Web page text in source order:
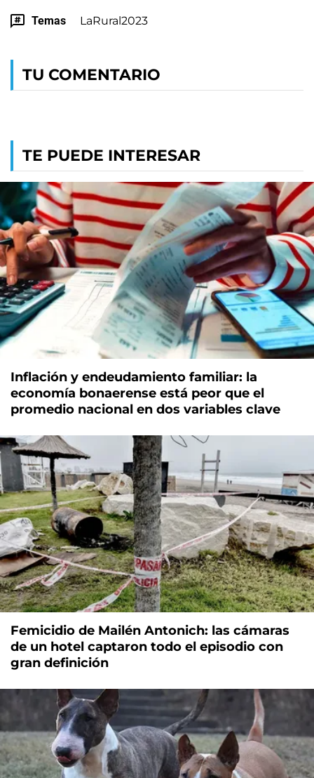
Temas LaRural2023
TU COMENTARIO
TE PUEDE INTERESAR
Inflación y endeudamiento familiar: la
economía bonaerense está peor que el
promedio nacional en dos variables clave
Femicidio de Mailén Antonich: las cámaras
de un hotel captaron todo el episodio con
gran definición